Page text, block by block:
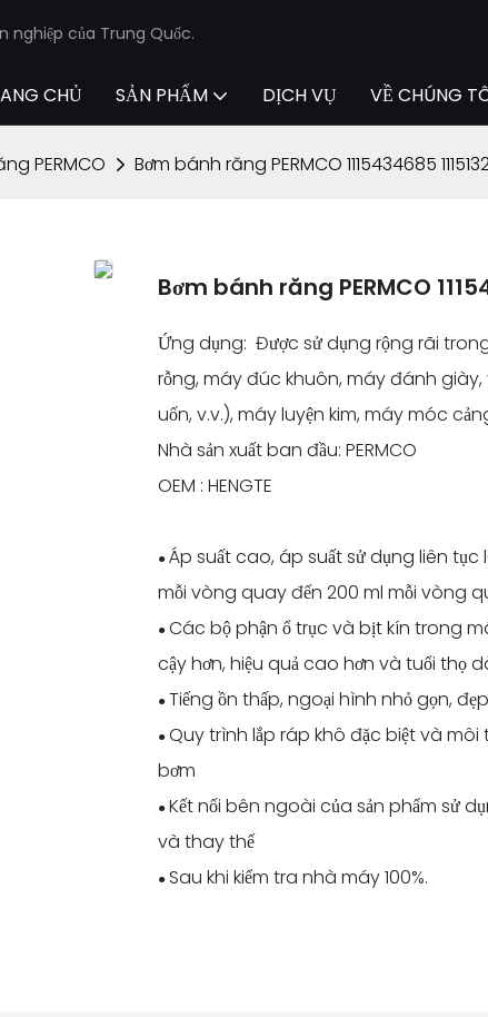
nghiệp của Trung Quốc.
CHỦ SẢN PHẨM DỊCH VỤ VỀ CHÚNG
PERMCO Bơm bánh răng PERMCO 1115434685
Bơm bánh răng PERMCO
Ứng dụng: Được sử dụng rộng rãi
rỗng, máy đúc khuôn, máy đánh
uốn, v.v.), máy luyện kim, máy móc
Nhà sản xuất ban đầu: PERMCO
OEM : HENGTE
●Áp suất cao, áp suất sử dụng liên
mỗi vòng quay đến 200 ml mỗi vòng
●Các bộ phận ổ trục và bịt kín trong
cậy hơn, hiệu quả cao hơn và tuổi thọ
●Tiếng ồn thấp, ngoại hình nhỏ gọn,
●Quy trình lắp ráp khô đặc biệt và
bơm
●Kết nối bên ngoài của sản phẩm sử
và thay thế
● Sau khi kiểm tra nhà máy 100%.